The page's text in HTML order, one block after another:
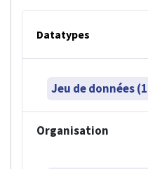
Datatypes
Jeu de données
Organisation